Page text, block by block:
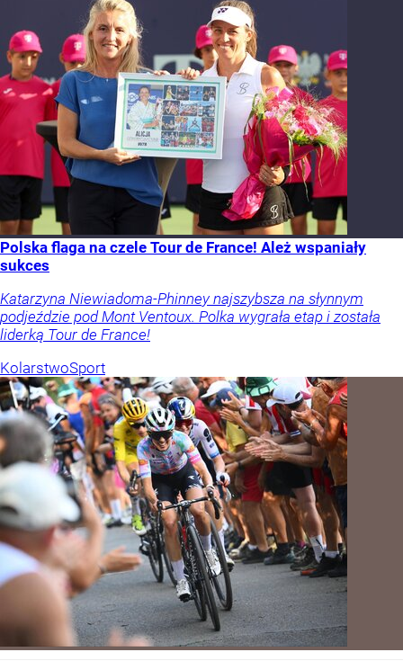
Polska flaga na czele Tour de France! Ależ wspaniały
sukces
Katarzyna Niewiadoma-Phinney najszybsza na słynnym
podjeździe pod Mont Ventoux. Polka wygrała etap i została
liderką Tour de France!
KolarstwoSport